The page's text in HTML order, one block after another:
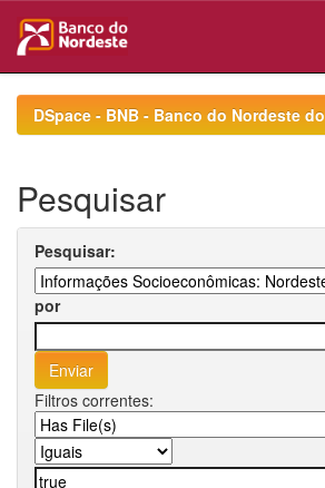
navigationDSpace - BNB - Banco do Nordeste
Pesquisar
Pesquisar:
por
Filtros correntes: